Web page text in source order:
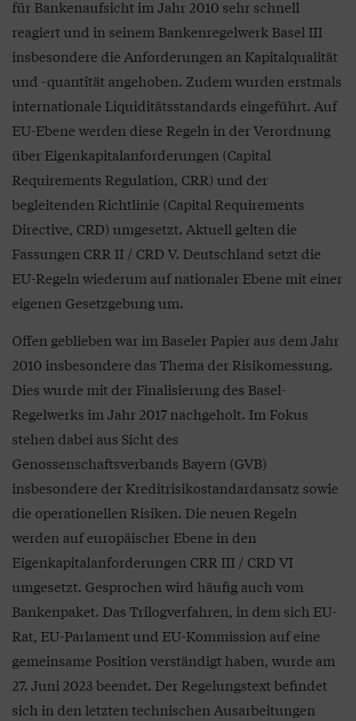
für Bankenaufsicht im Jahr 2010 sehr schnell
reagiert und in seinem Bankenregelwerk Basel III
insbesondere die Anforderungen an Kapitalqualität
und -quantität angehoben. Zudem wurden erstmals
internationale Liquiditätsstandards eingeführt. Auf
EU-Ebene werden diese Regeln in der Verordnung
über Eigenkapitalanforderungen (Capital
Requirements Regulation, CRR) und der
begleitenden Richtlinie (Capital Requirements
Directive, CRD) umgesetzt. Aktuell gelten die
Fassungen CRR II / CRD V. Deutschland setzt die
EU-Regeln wiederum auf nationaler Ebene mit einer
eigenen Gesetzgebung um.
Offen geblieben war im Baseler Papier aus dem Jahr
2010 insbesondere das Thema der Risikomessung.
Dies wurde mit der Finalisierung des Basel-
Regelwerks im Jahr 2017 nachgeholt. Im Fokus
stehen dabei aus Sicht des
Genossenschaftsverbands Bayern (GVB)
insbesondere der Kreditrisikostandardansatz sowie
die operationellen Risiken. Die neuen Regeln
werden auf europäischer Ebene in den
Eigenkapitalanforderungen CRR III / CRD VI
umgesetzt. Gesprochen wird häufig auch vom
Bankenpaket. Das Trilogverfahren, in dem sich EU-
Rat, EU-Parlament und EU-Kommission auf eine
gemeinsame Position verständigt haben, wurde am
27. Juni 2023 beendet. Der Regelungstext befindet
sich in den letzten technischen Ausarbeitungen